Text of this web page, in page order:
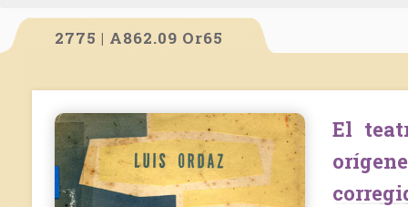
2775 | A862.09 Or65
El teatro en el Río de la Plata: desde sus